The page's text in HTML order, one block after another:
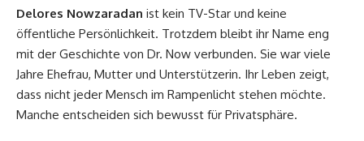
Delores Nowzaradan ist kein TV-Star und keine
öffentliche Persönlichkeit. Trotzdem bleibt ihr Name eng
mit der Geschichte von Dr. Now verbunden. Sie war viele
Jahre Ehefrau, Mutter und Unterstützerin. Ihr Leben zeigt,
dass nicht jeder Mensch im Rampenlicht stehen möchte.
Manche entscheiden sich bewusst für Privatsphäre.